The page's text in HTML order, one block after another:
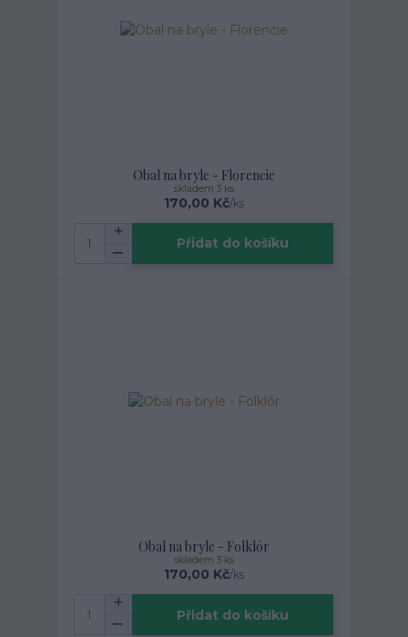
Obal na bryle - Florencie
170,00 Kč/ks
skladem 3 ks
Přidat do košíku
Obal na bryle - Folklór
170,00 Kč/ks
skladem 3 ks
Přidat do košíku